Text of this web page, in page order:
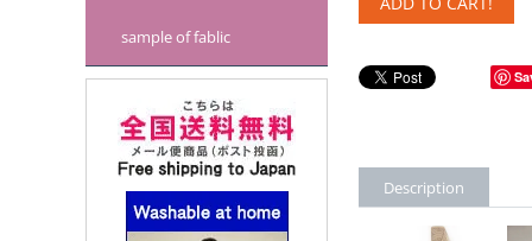
sample of fablic
Description